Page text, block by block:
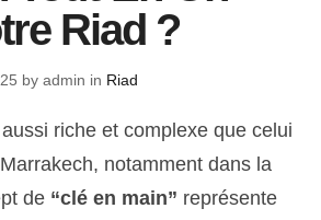
Riad ?
by admin in Riad
riche et complexe que celui
notamment dans la
de “clé en main” représente